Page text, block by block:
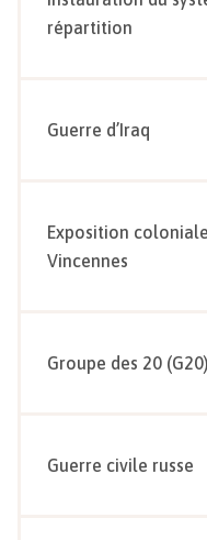
répartition
Guerre d’Iraq
Exposition
Vincennes
Groupe des 20 (G20)
Guerre civile russe